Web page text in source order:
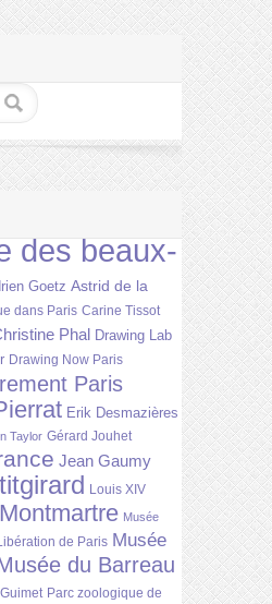
des beaux-
Goetz Astrid de la
dans Paris Carine Tissot
Phal Drawing Lab
Drawing Now Paris
Paris
Erik Desmazières
Taylor Gérard Jouhet
Jean Gaumy
Louis XIV
Montmartre Musée
de Paris Musée
du Barreau
Parc zoologique de